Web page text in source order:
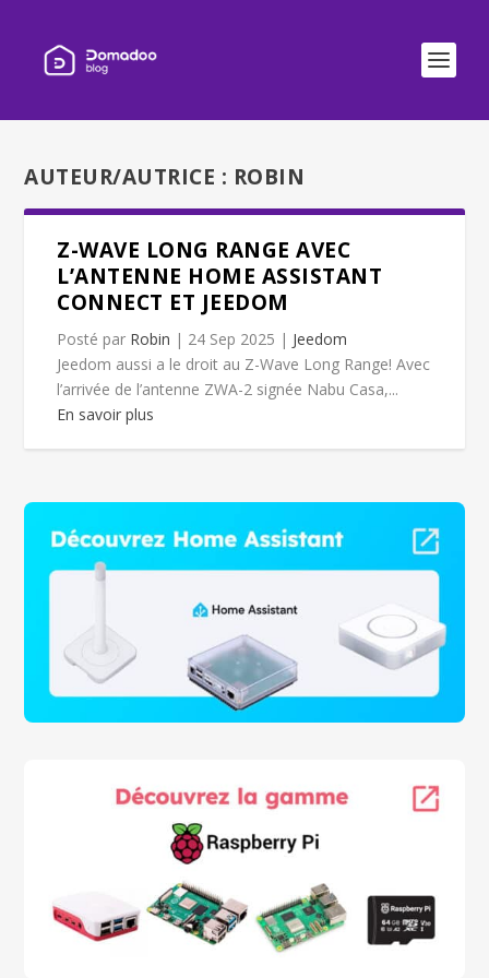
AUTEUR/AUTRICE : ROBIN
Z-WAVE LONG RANGE AVEC
L’ANTENNE HOME ASSISTANT
CONNECT ET JEEDOM
Posté par Robin | 24 Sep 2025 | Jeedom
Jeedom aussi a le droit au Z-Wave Long Range! Avec
l’arrivée de l’antenne ZWA-2 signée Nabu Casa,...
En savoir plus